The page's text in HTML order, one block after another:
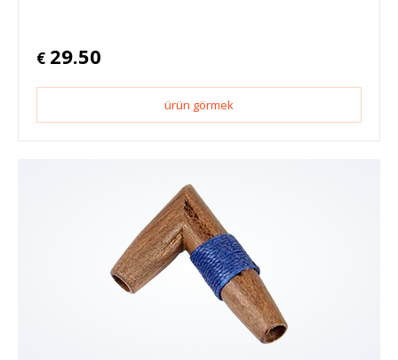
€ 29.50
ürün görmek